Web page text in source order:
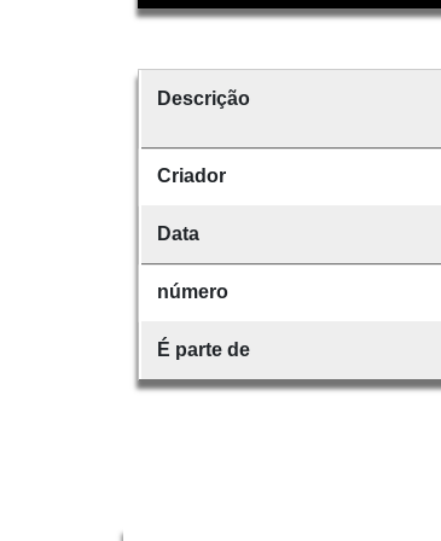
Descrição
Criador
Data
número
É parte de